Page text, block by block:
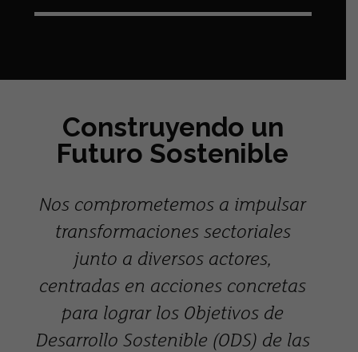
Construyendo un
Futuro Sostenible
Nos comprometemos a impulsar
transformaciones sectoriales
junto a diversos actores,
centradas en acciones concretas
para lograr los Objetivos de
Desarrollo Sostenible (ODS) de las